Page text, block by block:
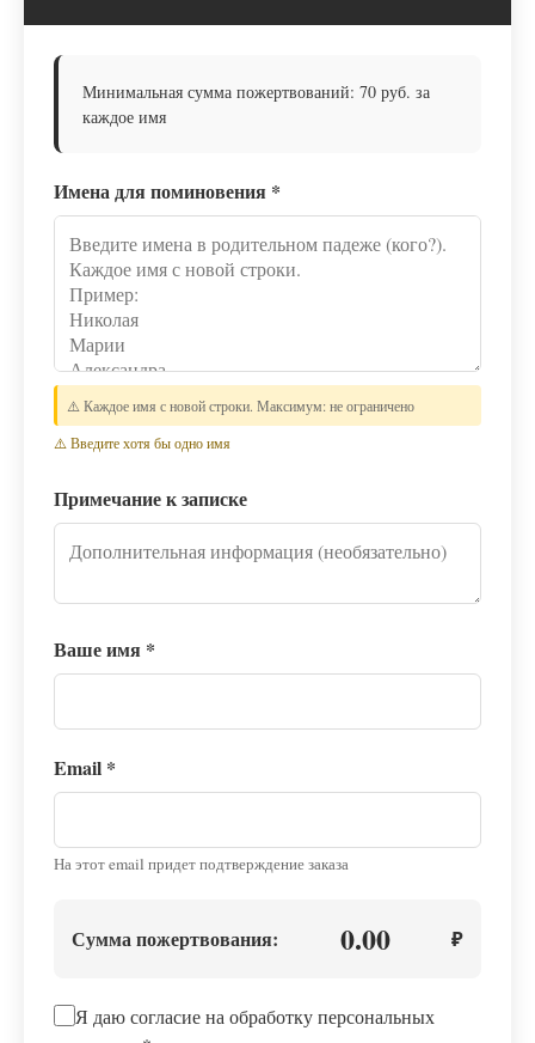
Минимальная сумма пожертвований: 70 руб. за
каждое имя
Имена для поминовения *
⚠️ Каждое имя с новой строки. Максимум: не ограничено
⚠️ Введите хотя бы одно имя
Примечание к записке
Ваше имя *
Email *
На этот email придет подтверждение заказа
Сумма пожертвования: 0.00 ₽
Я даю согласие на обработку персональных